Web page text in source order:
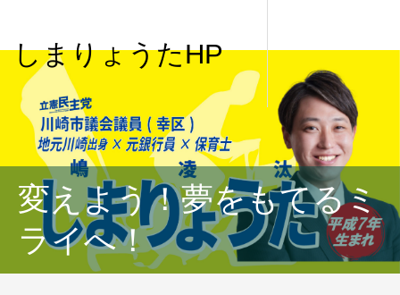
しまりょうたHP
変えよう！夢をもてるミ
ライへ！